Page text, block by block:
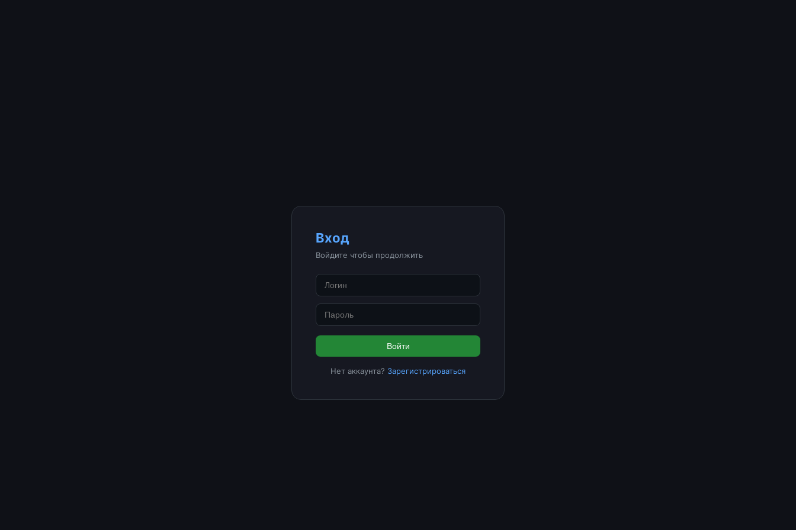
Вход
Войдите чтобы продолжить
Войти
Нет аккаунта? Зарегистрироваться